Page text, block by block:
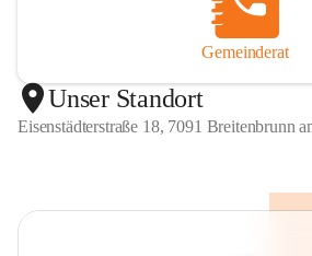
Gemeinderat
Unser Standort
Eisenstädterstraße 18, 7091 Breitenbrunn